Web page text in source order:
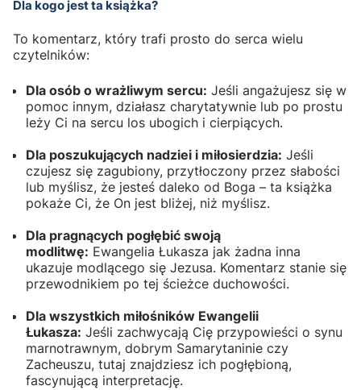
Dla kogo jest ta książka?
To komentarz, który trafi prosto do serca wielu
czytelników:
Dla osób o wrażliwym sercu: Jeśli angażujesz się w
pomoc innym, działasz charytatywnie lub po prostu
leży Ci na sercu los ubogich i cierpiących.
Dla poszukujących nadziei i miłosierdzia: Jeśli
czujesz się zagubiony, przytłoczony przez słabości
lub myślisz, że jesteś daleko od Boga – ta książka
pokaże Ci, że On jest bliżej, niż myślisz.
Dla pragnących pogłębić swoją
modlitwę: Ewangelia Łukasza jak żadna inna
ukazuje modlącego się Jezusa. Komentarz stanie się
przewodnikiem po tej ścieżce duchowości.
Dla wszystkich miłośników Ewangelii
Łukasza: Jeśli zachwycają Cię przypowieści o synu
marnotrawnym, dobrym Samarytaninie czy
Zacheuszu, tutaj znajdziesz ich pogłębioną,
fascynującą interpretację.